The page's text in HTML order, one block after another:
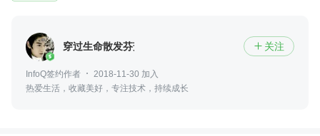
穿过生命散发芬芳  关注
InfoQ签约作者
2018-11-30 加入
热爱生活，收藏美好，专注技术，持续成长